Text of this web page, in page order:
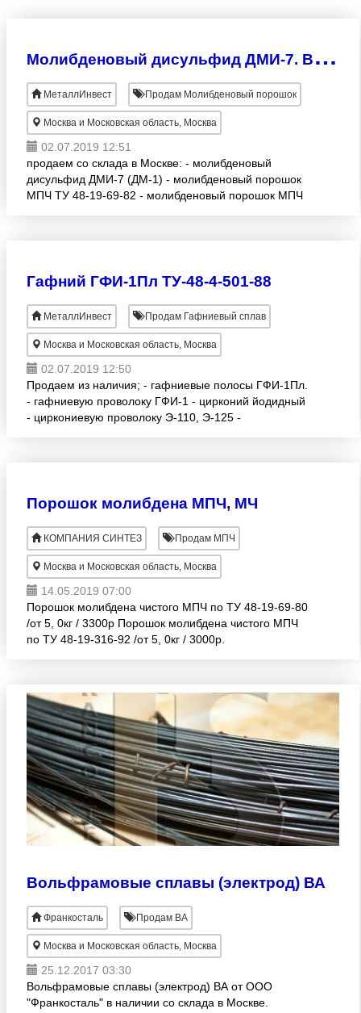
М
олибденовый дисульфид ДМИ-7. В наличии.
МеталлИнвест Продам Молибденовый порошок
Москва и Московская область, Москва
02.07.2019 12:51
продаем со склада в Москве: - молибденовый
дисульфид ДМИ-7 (ДМ-1) - молибденовый порошок
МПЧ ТУ 48-19-69-82 - молибденовый порошок МПЧ
Гафний ГФИ-1Пл ТУ-48-4-501-88
МеталлИнвест Продам Гафниевый сплав
Москва и Московская область, Москва
02.07.2019 12:50
Продаем из наличия; - гафниевые полосы ГФИ-1Пл.
- гафниевую проволоку ГФИ-1 - цирконий йодидный
- циркониевую проволоку Э-110, Э-125 -
Порошок молибдена МПЧ, МЧ
КОМПАНИЯ СИНТЕЗ Продам МПЧ
Москва и Московская область, Москва
14.05.2019 07:00
Порошок молибдена чистого МПЧ по ТУ 48-19-69-80
/от 5, 0кг / 3300р Порошок молибдена чистого МПЧ
по ТУ 48-19-316-92 /от 5, 0кг / 3000р.
Вольфрамовые сплавы (электрод) ВА
Франкосталь Продам ВА
Москва и Московская область, Москва
25.12.2017 03:30
Вольфрамовые сплавы (электрод) ВА от ООО
"Франкосталь" в наличии со склада в Москве.